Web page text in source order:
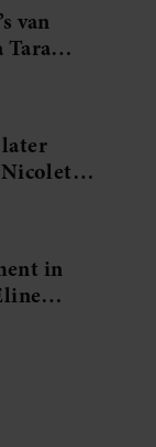
van
Nicolette
in